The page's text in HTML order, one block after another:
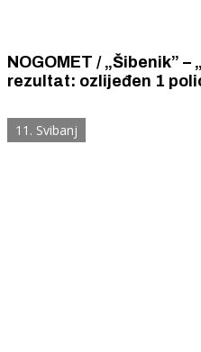
NOGOMET / „Šibenik” –
rezultat: ozlijeđen 1
ponašanja, napad
11. Svibanj